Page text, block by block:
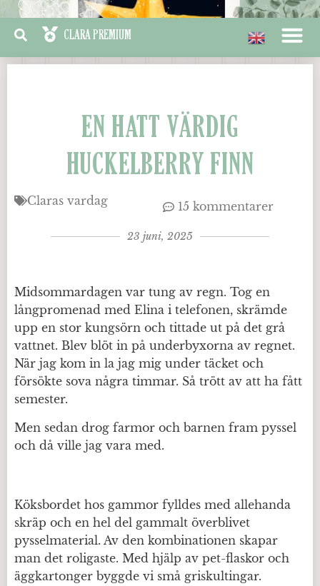
EN HATT VÄRDIG
HUCKELBERRY FINN
Claras vardag 15 kommentarer
23 juni, 2025
Midsommardagen var tung av regn. Tog en
långpromenad med Elina i telefonen, skrämde
upp en stor kungsörn och tittade ut på det grå
vattnet. Blev blöt in på underbyxorna av regnet.
När jag kom in la jag mig under täcket och
försökte sova några timmar. Så trött av att ha fått
semester.
Men sedan drog farmor och barnen fram pyssel
och då ville jag vara med.
Köksbordet hos gammor fylldes med allehanda
skräp och en hel del gammalt överblivet
pysselmaterial. Av den kombinationen skapar
man det roligaste. Med hjälp av pet-flaskor och
äggkartonger byggde vi små griskultingar.